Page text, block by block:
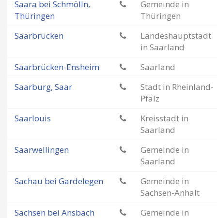
Saara bei Schmölln,
Thüringen
Gemeinde in
Thüringen
Saarbrücken
Landeshauptstadt
in Saarland
Saarbrücken-Ensheim
Saarland
Saarburg, Saar
Stadt in Rheinland-
Pfalz
Saarlouis
Kreisstadt in
Saarland
Saarwellingen
Gemeinde in
Saarland
Sachau bei Gardelegen
Gemeinde in
Sachsen-Anhalt
Sachsen bei Ansbach
Gemeinde in